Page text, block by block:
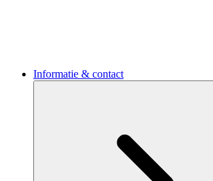
Informatie & contact